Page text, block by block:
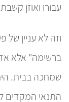
עבורו ואוזן
וזה לא עניין של
ברשימה" אלא
שמחכה בבית.
התנאי המקדים